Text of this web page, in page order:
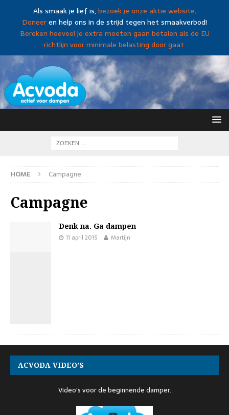
Als smaak je lief is,bezoek je onze aktie website.
Doneeren help ons in de strijd tegen het smaakverbod!
Bereken hoeveel je extra moeten gaan betalen als de EU
richtlijn voor minimale belasting door gaat.
HOME Campagne
Campagne
Denk na. Ga dampen
11 april 2015 Martijn
ACVODA VIDEO’S
Video's voor de beginnende damper.